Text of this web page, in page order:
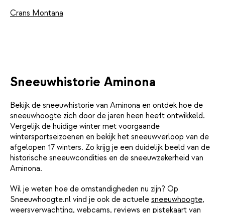
Crans Montana
Sneeuwhistorie Aminona
Bekijk de sneeuwhistorie van Aminona en ontdek hoe de
sneeuwhoogte zich door de jaren heen heeft ontwikkeld.
Vergelijk de huidige winter met voorgaande
wintersportseizoenen en bekijk het sneeuwverloop van de
afgelopen 17 winters. Zo krijg je een duidelijk beeld van de
historische sneeuwcondities en de sneeuwzekerheid van
Aminona.
Wil je weten hoe de omstandigheden nu zijn? Op
Sneeuwhoogte.nl vind je ook de actuele sneeuwhoogte,
weersverwachting, webcams, reviews en pistekaart van